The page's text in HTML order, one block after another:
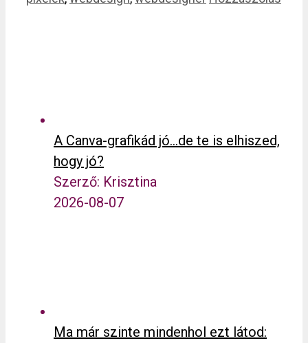
A Canva-grafikád jó…de te is elhiszed,
hogy jó?
Szerző: Krisztina
2026-08-07
Ma már szinte mindenhol ezt látod: